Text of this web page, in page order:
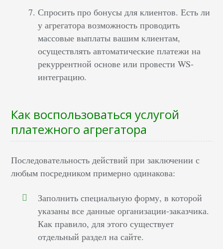
Спросить про бонусы для клиентов. Есть ли
у агрегатора возможность проводить
массовые выплаты вашим клиентам,
осуществлять автоматические платежи на
рекуррентной основе или провести WS-
интеграцию.
Как воспользоваться услугой
платежного агрегатора
Последовательность действий при заключении с
любым посредником примерно одинакова:
Заполнить специальную форму, в которой
указаны все данные организации-заказчика.
Как правило, для этого существует
отдельный раздел на сайте.